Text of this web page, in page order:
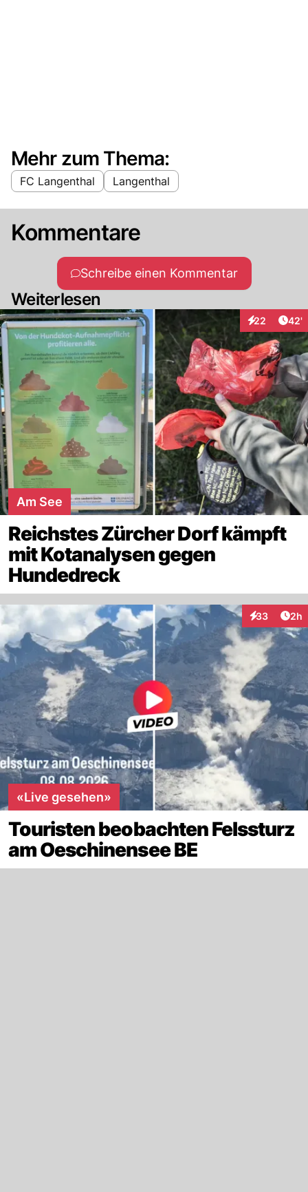
Mehr zum Thema:
FC Langenthal Langenthal
Kommentare
Schreibe einen Kommentar
Weiterlesen
22
Interaktionen
42'
Am See
Reichstes Zürcher Dorf kämpft
mit Kotanalysen gegen
Hundedreck
33
Interaktionen
2h
«Live gesehen»
Touristen beobachten Felssturz
am Oeschinensee BE